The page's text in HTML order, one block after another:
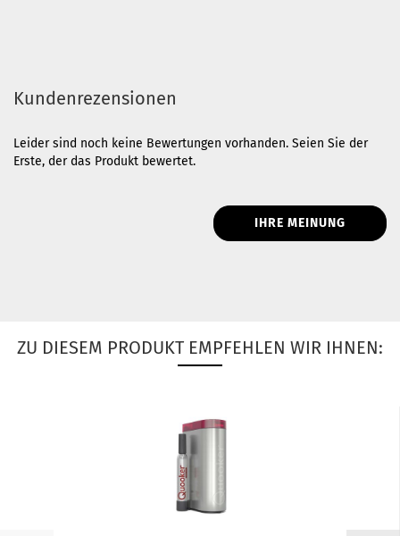
Kundenrezensionen
Leider sind noch keine Bewertungen vorhanden. Seien Sie der
Erste, der das Produkt bewertet.
IHRE MEINUNG
ZU DIESEM PRODUKT EMPFEHLEN WIR IHNEN: